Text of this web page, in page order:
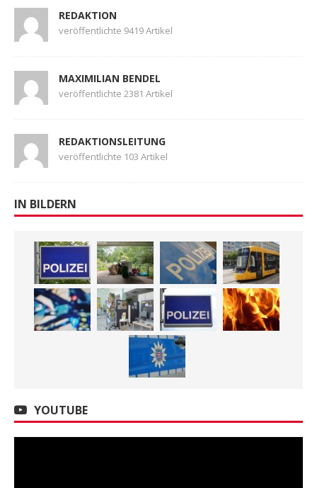
REDAKTION
veröffentlichte 9419 Artikel
MAXIMILIAN BENDEL
veröffentlichte 2381 Artikel
REDAKTIONSLEITUNG
veröffentlichte 103 Artikel
IN BILDERN
YOUTUBE